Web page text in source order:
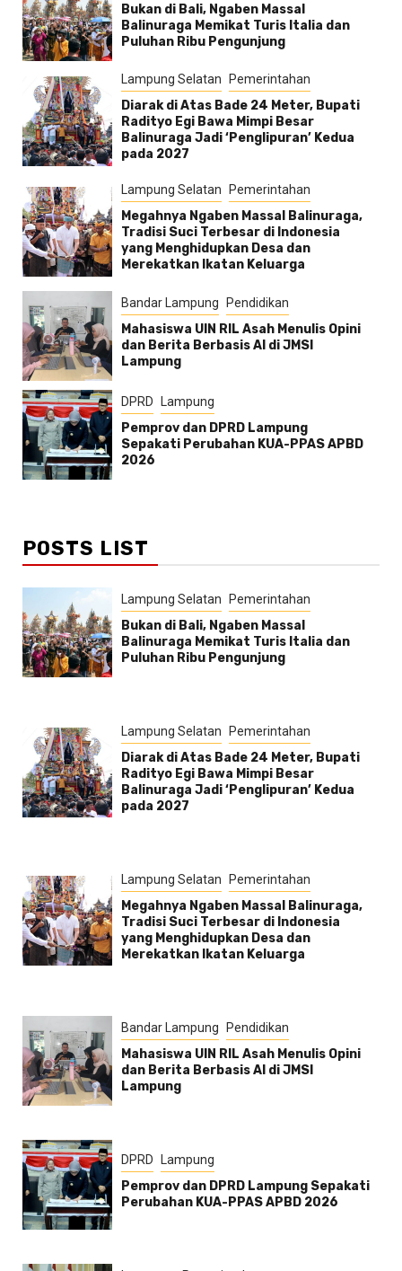
Bukan di Bali, Ngaben Massal
Balinuraga Memikat Turis Italia dan
Puluhan Ribu Pengunjung
Lampung Selatan Pemerintahan
Diarak di Atas Bade 24 Meter, Bupati
Radityo Egi Bawa Mimpi Besar
Balinuraga Jadi ‘Penglipuran’ Kedua
pada 2027
Lampung Selatan Pemerintahan
Megahnya Ngaben Massal Balinuraga,
Tradisi Suci Terbesar di Indonesia
yang Menghidupkan Desa dan
Merekatkan Ikatan Keluarga
Bandar Lampung Pendidikan
Mahasiswa UIN RIL Asah Menulis Opini
dan Berita Berbasis AI di JMSI
Lampung
DPRD Lampung
Pemprov dan DPRD Lampung
Sepakati Perubahan KUA-PPAS APBD
2026
POSTS LIST
Lampung Selatan Pemerintahan
Bukan di Bali, Ngaben Massal
Balinuraga Memikat Turis Italia dan
Puluhan Ribu Pengunjung
Lampung Selatan Pemerintahan
Diarak di Atas Bade 24 Meter, Bupati
Radityo Egi Bawa Mimpi Besar
Balinuraga Jadi ‘Penglipuran’ Kedua
pada 2027
Lampung Selatan Pemerintahan
Megahnya Ngaben Massal Balinuraga,
Tradisi Suci Terbesar di Indonesia
yang Menghidupkan Desa dan
Merekatkan Ikatan Keluarga
Bandar Lampung Pendidikan
Mahasiswa UIN RIL Asah Menulis Opini
dan Berita Berbasis AI di JMSI
Lampung
DPRD Lampung
Pemprov dan DPRD Lampung Sepakati
Perubahan KUA-PPAS APBD 2026